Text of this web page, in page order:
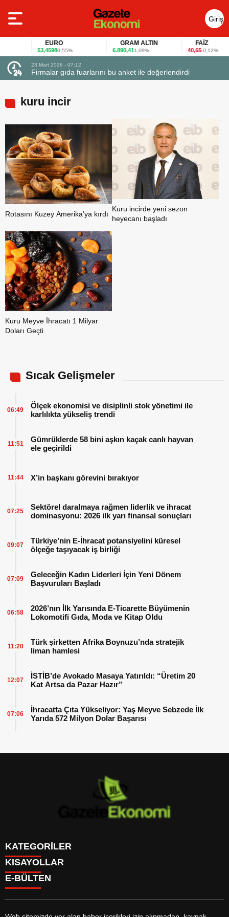
Giriş
Yap
EURO
53,45980,55%
GRAM ALTIN
6.890,411,09%
FAİZ
40,65-0,12%
23 Mart 2026 - 07:12
Firmalar gıda fuarlarını bu anket ile değerlendirdi
kuru incir
Rotasını Kuzey Amerika’ya kırdı
Kuru incirde yeni sezon
heyecanı başladı
Kuru Meyve İhracatı 1 Milyar
Doları Geçti
Sıcak Gelişmeler
Ölçek ekonomisi ve disiplinli stok yönetimi ile
karlılıkta yükseliş trendi
06:49
Gümrüklerde 58 bini aşkın kaçak canlı hayvan
ele geçirildi
11:51
X’in başkanı görevini bırakıyor
11:44
Sektörel daralmaya rağmen liderlik ve ihracat
dominasyonu: 2026 ilk yarı finansal sonuçları
07:25
Türkiye’nin E-İhracat potansiyelini küresel
ölçeğe taşıyacak iş birliği
09:07
Geleceğin Kadın Liderleri İçin Yeni Dönem
Başvuruları Başladı
07:09
2026’nın İlk Yarısında E-Ticarette Büyümenin
Lokomotifi Gıda, Moda ve Kitap Oldu
06:58
Türk şirketten Afrika Boynuzu’nda stratejik
liman hamlesi
11:20
İSTİB’de Avokado Masaya Yatırıldı: “Üretim 20
Kat Artsa da Pazar Hazır”
12:07
İhracatta Çıta Yükseliyor: Yaş Meyve Sebzede İlk
Yarıda 572 Milyon Dolar Başarısı
07:06
KATEGORİLER
GÜNDEM
DÜNYA
SİYASET
MAGAZİN
KISAYOLLAR
BURÇLAR
E-BÜLTEN